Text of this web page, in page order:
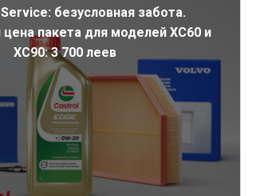
безусловная забота.
цена пакета для моделей XC60 и
XC90: 3 700 леев